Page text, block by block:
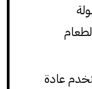
عادة